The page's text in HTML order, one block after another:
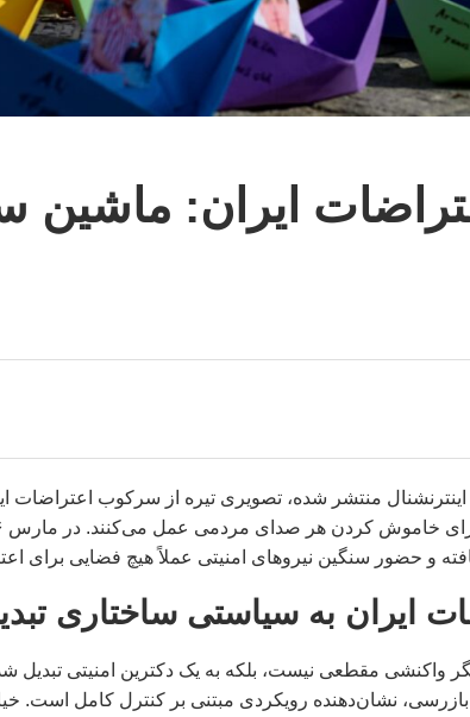
ایران: ماشین
منتشر شده، تصویری تیره از سرکوب اعتراضات
و حضور سنگین نیروهای امنیتی عملاً هیچ فضایی برای
ایران به سیاستی ساختاری
واکنشی مقطعی نیست، بلکه به یک دکترین امنیتی تبدیل
بازرسی، نشان‌دهنده رویکردی مبتنی بر کنترل کامل است.